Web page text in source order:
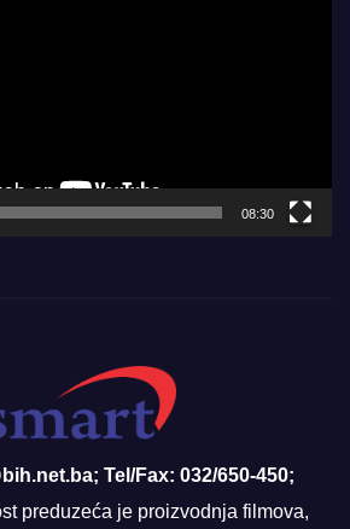
08:30
Tel/Fax: 032/650-450;
preduzeća je proizvodnja filmova,